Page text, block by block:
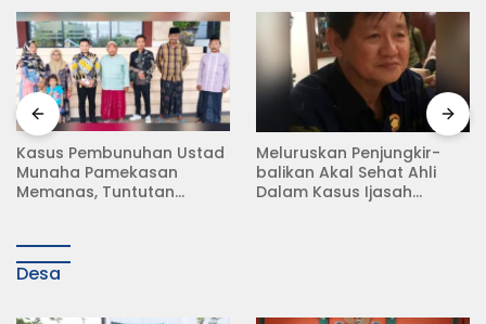
Meluruskan Penjungkir-
balikan Akal Sehat Ahli
Dalam Kasus Ijasah
Rampas Motor Tanpa
Surat Resmi, Modus Baru
Debt Collector di Jalan
Desa